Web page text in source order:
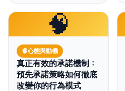
應。
🧠
🧠心態與動機
真正有效的承諾機制：
預先承諾策略如何徹底
改變你的行為模式